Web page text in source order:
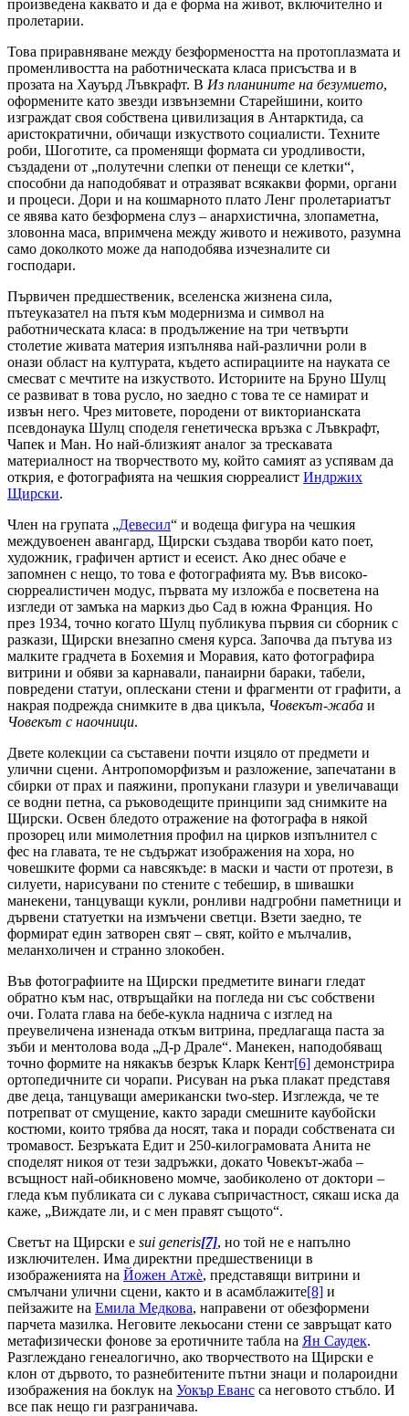
произведена каквато и да е форма на живот, включително и
пролетарии.
Това приравняване между безформеността на протоплазмата и
променливостта на работническата класа присъства и в
прозата на Хауърд Лъвкрафт. В Из планините на безумието,
оформените като звезди извънземни Старейшини, които
изграждат своя собствена цивилизация в Антарктида, са
аристократични, обичащи изкуството социалисти. Техните
роби, Шоготите, са променящи формата си уродливости,
създадени от „полутечни слепки от пенещи се клетки“,
способни да наподобяват и отразяват всякакви форми, органи
и процеси. Дори и на кошмарното плато Ленг пролетариатът
се явява като безформена слуз – анархистична, злопаметна,
зловонна маса, впримчена между живото и неживото, разумна
само доколкото може да наподобява изчезналите си
господари.
Първичен предшественик, вселенска жизнена сила,
пътеуказател на пътя към модернизма и символ на
работническата класа: в продължение на три четвърти
столетие живата материя изпълнява най-различни роли в
онази област на културата, където аспирациите на науката се
смесват с мечтите на изкуството. Историите на Бруно Шулц
се развиват в това русло, но заедно с това те се намират и
извън него. Чрез митовете, породени от викторианската
псевдонаука Шулц споделя генетическа връзка с Лъвкрафт,
Чапек и Ман. Но най-близкият аналог за трескавата
материалност на творчеството му, който самият аз успявам да
открия, е фотографията на чешкия сюрреалист Индржих
Щирски.
Член на групата „Девесил“ и водеща фигура на чешкия
междувоенен авангард, Щирски създава творби като поет,
художник, графичен артист и есеист. Ако днес обаче е
запомнен с нещо, то това е фотографията му. Във високо-
сюрреалистичен модус, първата му изложба е посветена на
изгледи от замъка на маркиз дьо Сад в южна Франция. Но
през 1934, точно когато Шулц публикува първия си сборник с
разкази, Щирски внезапно сменя курса. Започва да пътува из
малките градчета в Бохемия и Моравия, като фотографира
витрини и обяви за карнавали, панаирни бараки, табели,
повредени статуи, оплескани стени и фрагменти от графити, а
накрая подрежда снимките в два цикъла, Човекът-жаба и
Човекът с наочници.
Двете колекции са съставени почти изцяло от предмети и
улични сцени. Антропоморфизъм и разложение, запечатани в
сбирки от прах и паяжини, пропукани глазури и увеличаващи
се водни петна, са ръководещите принципи зад снимките на
Щирски. Освен бледото отражение на фотографа в някой
прозорец или мимолетния профил на цирков изпълнител с
фес на главата, те не съдържат изображения на хора, но
човешките форми са навсякъде: в маски и части от протези, в
силуети, нарисувани по стените с тебешир, в шивашки
манекени, танцуващи кукли, ронливи надгробни паметници и
дървени статуетки на измъчени светци. Взети заедно, те
формират един затворен свят – свят, който е мълчалив,
меланхоличен и странно злокобен.
Във фотографиите на Щирски предметите винаги гледат
обратно към нас, отвръщайки на погледа ни със собствени
очи. Голата глава на бебе-кукла наднича с изглед на
преувеличена изненада откъм витрина, предлагаща паста за
зъби и ментолова вода „Д-р Драле“. Манекен, наподобяващ
точно формите на някакъв безрък Кларк Кент[6] демонстрира
ортопедичните си чорапи. Рисуван на ръка плакат представя
две деца, танцуващи американски two-step. Изглежда, че те
потрепват от смущение, както заради смешните каубойски
костюми, които трябва да носят, така и поради собствената си
тромавост. Безръката Едит и 250-килограмовата Анита не
споделят никоя от тези задръжки, докато Човекът-жаба –
всъщност най-обикновено момче, заобиколено от доктори –
гледа към публиката си с лукава съпричастност, сякаш иска да
каже, „Виждате ли, и с мен правят същото“.
Светът на Щирски е sui generis[7], но той не е напълно
изключителен. Има директни предшественици в
изображенията на Йожен Атжè, представящи витрини и
смълчани улични сцени, както и в асамблажите[8] и
пейзажите на Емила Медкова, направени от обезформени
парчета мазилка. Неговите лекьосани стени се завръщат като
метафизически фонове за еротичните табла на Ян Саудек.
Разглеждано генеалогично, ако творчеството на Щирски е
клон от дървото, то разнебитените пътни знаци и полароидни
изображения на боклук на Уокър Еванс са неговото стъбло. И
все пак нещо ги разграничава.